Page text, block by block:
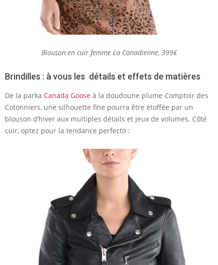
Blouson en cuir femme La Canadienne, 399€
Brindilles : à vous les détails et effets de matières
De la parka Canada Goose à la doudoune plume Comptoir des
Cotonniers, une silhouette fine pourra être étoffée par un
blouson d’hiver aux multiples détails et jeux de volumes. Côté
cuir, optez pour la tendance perfecto :